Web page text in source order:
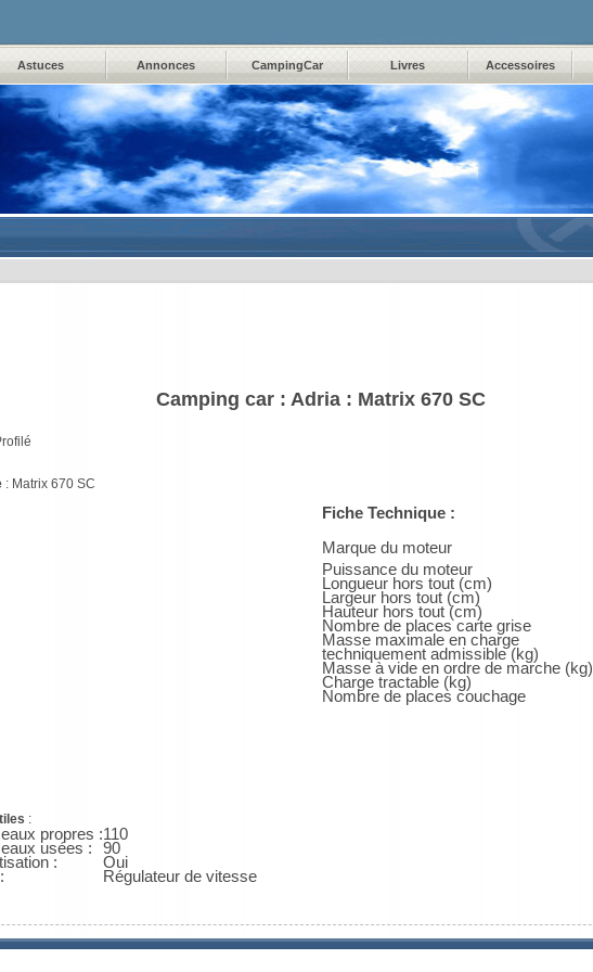
Astuces Annonces CampingCar Livres Accessoires
Camping car : Adria : Matrix 670 SC
: Matrix 670 SC
Fiche Technique :
Marque du moteur
Puissance du moteur
Longueur hors tout (cm)
Largeur hors tout (cm)
Hauteur hors tout (cm)
Nombre de places carte grise
Masse maximale en charge
techniquement admissible (kg)
Masse à vide en ordre de marche (kg)
Charge tractable (kg)
Nombre de places couchage
:
propres :110
usées : 90
: Oui
Régulateur de vitesse